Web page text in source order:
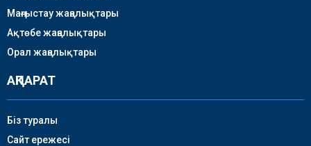
Маңғыстау жаңалықтары
Ақтөбе жаңалықтары
Орал жаңалықтары
АҚПАРАТ
Біз туралы
Сайт ережесі